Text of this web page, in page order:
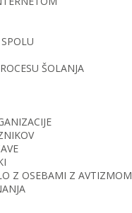
ŠOLANJA
Z OSEBAMI Z AVTIZMOM